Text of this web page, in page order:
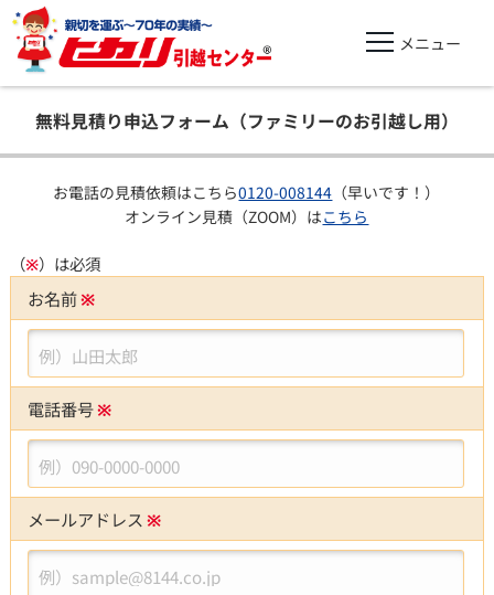
無料見積り申込フォーム（ファミリーのお引越し用）
お電話の見積依頼はこちら0120-008144 （早いです！）
オンライン見積（ZOOM）はこちら
（※）は必須
お名前※
例）山田太郎
電話番号※
例）090-0000-0000
メールアドレス ※
例）sample@8144.co.jp